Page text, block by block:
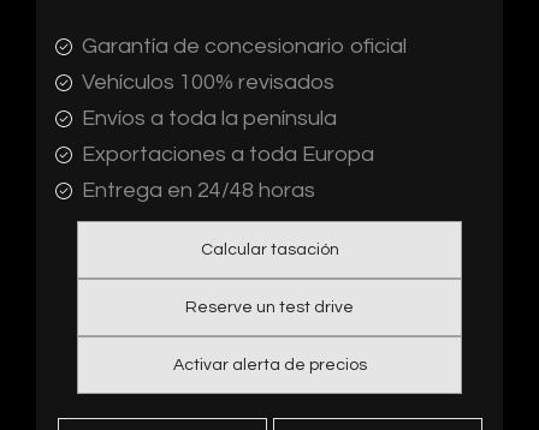
Garantía de concesionario oficial
Vehículos 100% revisados
Envíos a toda la península
Exportaciones a toda Europa
Entrega en 24/48 horas
Calcular tasación
Reserve un test drive
Activar alerta de precios